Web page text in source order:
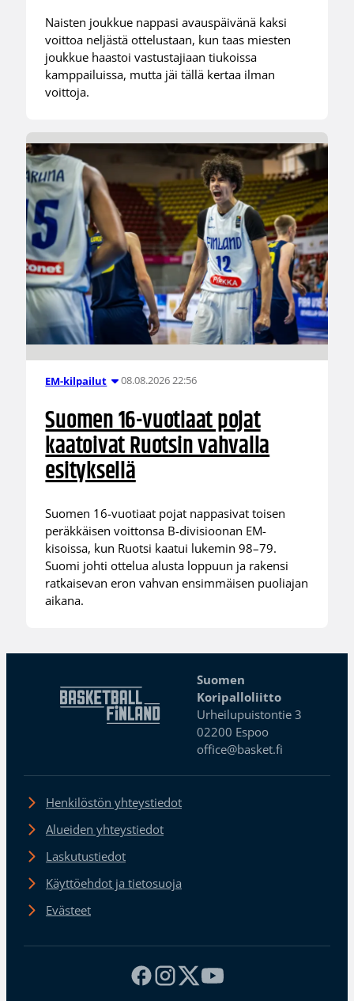
Naisten joukkue nappasi avauspäivänä kaksi
voittoa neljästä ottelustaan, kun taas miesten
joukkue haastoi vastustajiaan tiukoissa
kamppailuissa, mutta jäi tällä kertaa ilman
voittoja.
EM-kilpailut 08.08.2026 22:56
Suomen 16-vuotiaat pojat
kaatoivat Ruotsin vahvalla
esityksellä
Suomen 16-vuotiaat pojat nappasivat toisen
peräkkäisen voittonsa B-divisioonan EM-
kisoissa, kun Ruotsi kaatui lukemin 98–79.
Suomi johti ottelua alusta loppuun ja rakensi
ratkaisevan eron vahvan ensimmäisen puoliajan
aikana.
Suomen
Koripalloliitto
Urheilupuistontie 3
02200 Espoo
office@basket.fi
Henkilöstön yhteystiedot
Alueiden yhteystiedot
Laskutustiedot
Käyttöehdot ja tietosuoja
Evästeet